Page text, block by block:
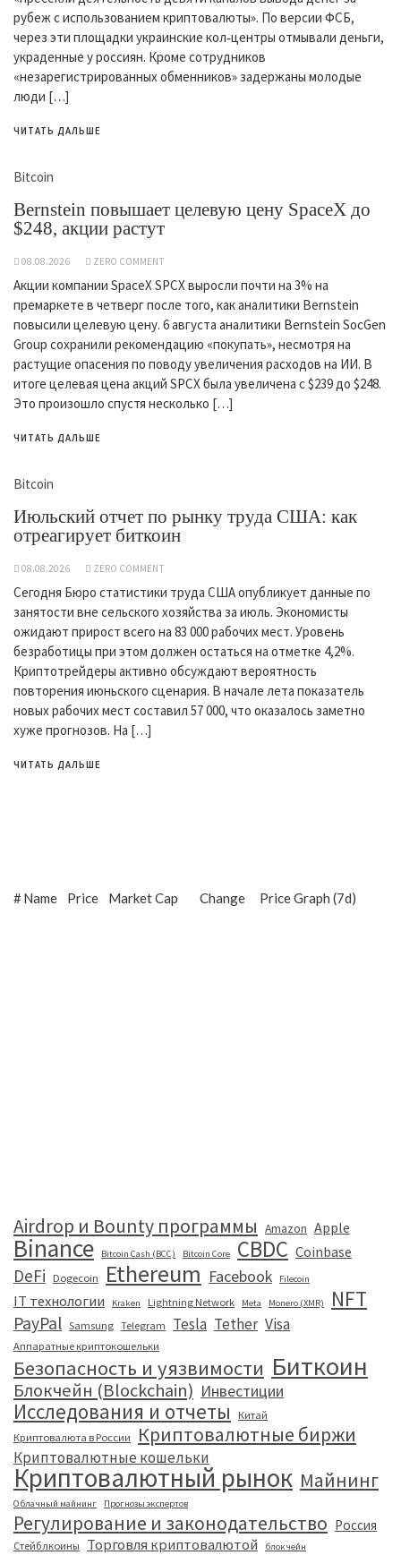
рубеж с использованием криптовалюты». По версии ФСБ,
через эти площадки украинские кол‑центры отмывали деньги,
украденные у россиян. Кроме сотрудников
«незарегистрированных обменников» задержаны молодые
люди […]
ЧИТАТЬ ДАЛЬШЕ
Bitcoin
Bernstein повышает целевую цену SpaceX до
$248, акции растут
08.08.2026 ZERO COMMENT
Акции компании SpaceX SPCX выросли почти на 3% на
премаркете в четверг после того, как аналитики Bernstein
повысили целевую цену. 6 августа аналитики Bernstein SocGen
Group сохранили рекомендацию «покупать», несмотря на
растущие опасения по поводу увеличения расходов на ИИ. В
итоге целевая цена акций SPCX была увеличена с $239 до $248.
Это произошло спустя несколько […]
ЧИТАТЬ ДАЛЬШЕ
Bitcoin
Июльский отчет по рынку труда США: как
отреагирует биткоин
08.08.2026 ZERO COMMENT
Сегодня Бюро статистики труда США опубликует данные по
занятости вне сельского хозяйства за июль. Экономисты
ожидают прирост всего на 83 000 рабочих мест. Уровень
безработицы при этом должен остаться на отметке 4,2%.
Криптотрейдеры активно обсуждают вероятность
повторения июньского сценария. В начале лета показатель
новых рабочих мест составил 57 000, что оказалось заметно
хуже прогнозов. На […]
ЧИТАТЬ ДАЛЬШЕ
#Name Price Market Cap Change Price Graph (7d)
Airdrop и Bounty программы Amazon Apple
Binance Bitcoin Cash (BCC) Bitcoin Core CBDC Coinbase
DeFi Dogecoin Ethereum Facebook Filecoin
IT технологии Kraken Lightning Network Meta Monero (XMR) NFT
PayPal Samsung Telegram Tesla Tether Visa
Аппаратные криптокошельки
Безопасность и уязвимости Биткоин
Блокчейн (Blockchain) Инвестиции
Исследования и отчеты
Китай
Криптовалюта в России
Криптовалютные биржи
Криптовалютные кошельки
Криптовалютный рынок Майнинг
Облачный майнинг Прогнозы экспертов
Регулирование и законодательство Россия
Стейблкоины Торговля криптовалютой
блокчейн